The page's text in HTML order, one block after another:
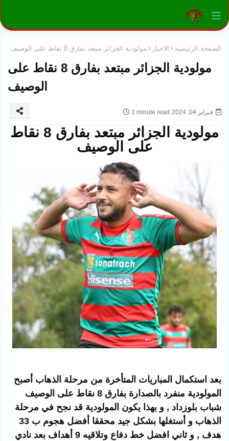
الصفحة الرئيسية الاخبار مولودية الجزائر مبتعد بفارق 8 نقاط على الوصيف
مولودية الجزائر مبتعد بفارق 8 نقاط على
الوصيف
فبراير 04, 2024 1 minute read
مولودية الجزائر مبتعد بفارق 8 نقاط
على الوصيف
بعد استكمال المباريات المتأخرة من مرحلة الذهاب أصبح
المولودية منفرد بالصدارة بفارق 8 نقاط على الوصيف
شباب بلوزداد , و بهذا يكون المولودية قد نجح في مرحلة
الذهاب و أستغلها بشكل جيد محققا أفضل هجوم ب 33
هدف , و ثاني افضل خط دفاع وتلاقيه 9 أهداف بعد نادي